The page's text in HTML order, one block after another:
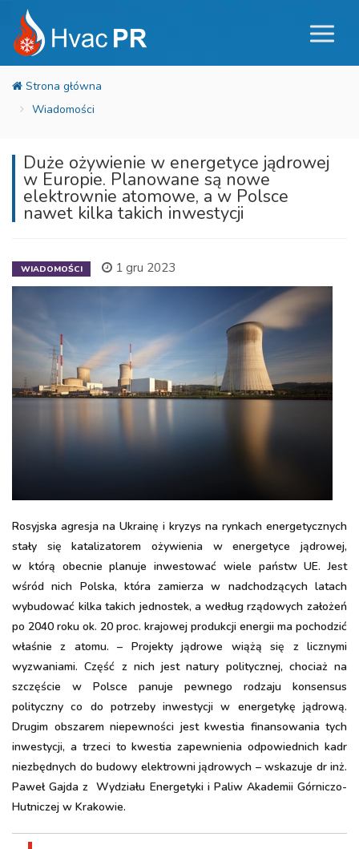
Wiadomości
Duże ożywienie w energetyce jądrowej
w Europie. Planowane są nowe
elektrownie atomowe, a w Polsce
nawet kilka takich inwestycji
WIADOMOŚCI 1 gru 2023
Rosyjska agresja na Ukrainę i kryzys na rynkach energetycznych
stały się katalizatorem ożywienia w energetyce jądrowej,
w którą obecnie planuje inwestować wiele państw UE. Jest
wśród nich Polska, która zamierza w nadchodzących latach
wybudować kilka takich jednostek, a według rządowych założeń
po 2040 roku ok. 20 proc. krajowej produkcji energii ma pochodzić
właśnie z atomu. – Projekty jądrowe wiążą się z licznymi
wyzwaniami. Część z nich jest natury politycznej, chociaż na
szczęście w Polsce panuje pewnego rodzaju konsensus
polityczny co do potrzeby inwestycji w energetykę jądrową.
Drugim obszarem niepewności jest kwestia finansowania tych
inwestycji, a trzeci to kwestia zapewnienia odpowiednich kadr
niezbędnych do budowy elektrowni jądrowych – wskazuje dr inż.
Paweł Gajda z Wydziału Energetyki i Paliw Akademii Górniczo-
Hutniczej w Krakowie.